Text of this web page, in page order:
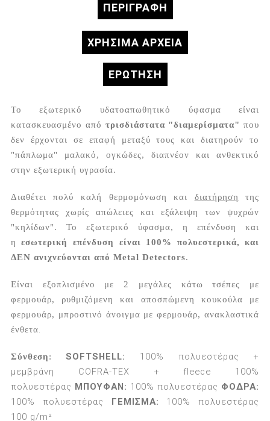
ΠΕΡΙΓΡΑΦΉ
ΧΡΗΣΙΜΑ ΑΡΧΕΙΑ
ΕΡΏΤΗΣΗ
Το εξωτερικό υδατοαπωθητικό ύφασμα είναι
κατασκευασμένο από τρισδιάστατα "διαμερίσματα" που
δεν έρχονται σε επαφή μεταξύ τους και διατηρούν το
"πάπλωμα" μαλακό, ογκώδες, διαπνέον και ανθεκτικό
στην εξωτερική υγρασία.
Διαθέτει πολύ καλή θερμομόνωση και διατήρηση της
θερμότητας χωρίς απώλειες και εξάλειψη των ψυχρών
"κηλίδων". Το εξωτερικό ύφασμα, η επένδυση και
ηεσωτερική επένδυση είναι 100% πολυεστερικά, και
ΔΕΝ ανιχνεύονται από Metal Detectors.
Είναι εξοπλισμένο με 2 μεγάλες κάτω τσέπες με
φερμουάρ, ρυθμιζόμενη και αποσπώμενη κουκούλα με
φερμουάρ, μπροστινό άνοιγμα με φερμουάρ, ανακλαστικά
ένθετα
Σύνθεση:SOFTSHELL:
100% πολυεστέρας +
μεμβράνη COFRA-TEX + fleece 100%
πολυεστέρας ΜΠΟΥΦΑΝ: 100% πολυεστέρας ΦΟΔΡΑ:
100% πολυεστέρας ΓΕΜΙΣΜΑ: 100% πολυεστέρας
100 g/m²